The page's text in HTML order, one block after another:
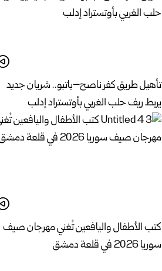
تأهيل طريق كفر ناصح–باتبو.. شريان جديد
يربط ريف حلب الغربي بأوتستراد إدلب
كتب الأطفال واليافعين تُغني مهرجان صيف
سوريا 2026 في قلعة دمشق